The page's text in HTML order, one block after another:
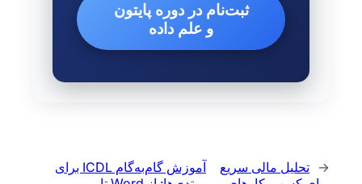
ثبت‌نام در دوره پایتون
و علم داده
← تحلیل مالی سریع
آموزش گام‌به‌گام ICDL برای